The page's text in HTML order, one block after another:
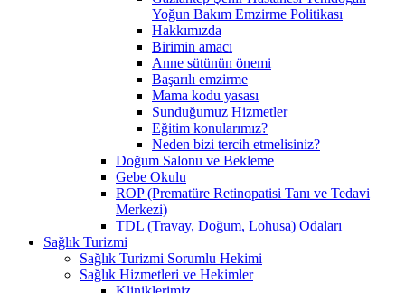
Yoğun Bakım Emzirme Politikası
Hakkımızda
Birimin amacı
Anne sütünün önemi
Başarılı emzirme
Mama kodu yasası
Sunduğumuz Hizmetler
Eğitim konularımız?
Neden bizi tercih etmelisiniz?
Doğum Salonu ve Bekleme
Gebe Okulu
ROP (Prematüre Retinopatisi Tanı ve Tedavi
Merkezi)
TDL (Travay, Doğum, Lohusa) Odaları
Sağlık Turizmi
Sağlık Turizmi Sorumlu Hekimi
Sağlık Hizmetleri ve Hekimler